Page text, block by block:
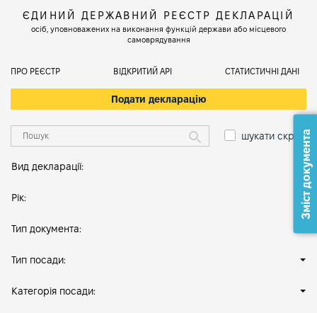
ЄДИНИЙ ДЕРЖАВНИЙ РЕЄСТР ДЕКЛАРАЦІЙ
осіб, уповноважених на виконання функцій держави або місцевого
самоврядування
ПРО РЕЄСТР ВІДКРИТИЙ АРІ СТАТИСТИЧНІ ДАНІ
Подати декларацію
шукати скрізь
Вид декларації:
Рік:
Тип документа:
Тип посади:
Категорія посади:
Зміст документа